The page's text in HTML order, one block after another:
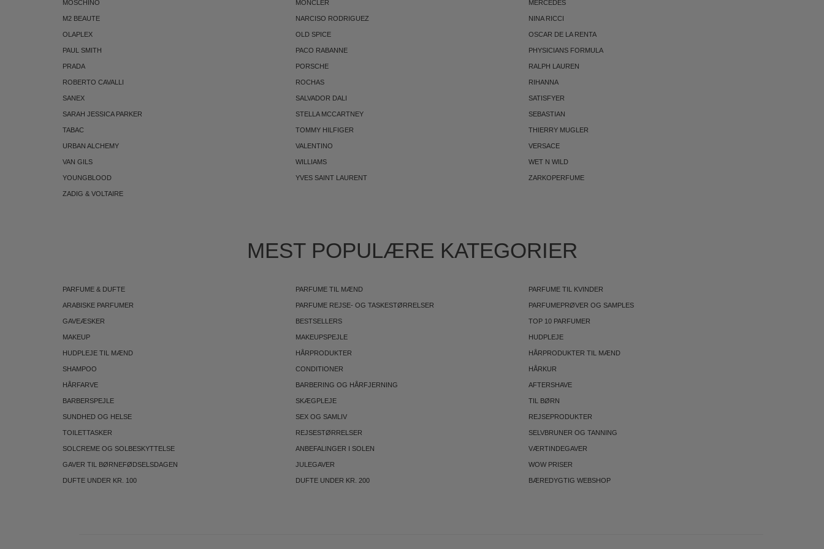
MOSCHINO MONCLER MERCEDES
M2 BEAUTE NARCISO RODRIGUEZ NINA RICCI
OLAPLEX OLD SPICE OSCAR DE LA RENTA
PAUL SMITH PACO RABANNE PHYSICIANS FORMULA
PRADA PORSCHE RALPH LAUREN
ROBERTO CAVALLI ROCHAS RIHANNA
SANEX SALVADOR DALI SATISFYER
SARAH JESSICA PARKER STELLA MCCARTNEY SEBASTIAN
TABAC TOMMY HILFIGER THIERRY MUGLER
URBAN ALCHEMY VALENTINO VERSACE
VAN GILS WILLIAMS WET N WILD
YOUNGBLOOD YVES SAINT LAURENT ZARKOPERFUME
ZADIG & VOLTAIRE
MEST POPULÆRE KATEGORIER
PARFUME & DUFTE PARFUME TIL MÆND PARFUME TIL KVINDER
ARABISKE PARFUMER PARFUME REJSE- OG TASKESTØRRELSER PARFUMEPRØVER OG SAMPLES
GAVEÆSKER BESTSELLERS TOP 10 PARFUMER
MAKEUP MAKEUPSPEJLE HUDPLEJE
HUDPLEJE TIL MÆND HÅRPRODUKTER HÅRPRODUKTER TIL MÆND
SHAMPOO CONDITIONER HÅRKUR
HÅRFARVE BARBERING OG HÅRFJERNING AFTERSHAVE
BARBERSPEJLE SKÆGPLEJE TIL BØRN
SUNDHED OG HELSE SEX OG SAMLIV REJSEPRODUKTER
TOILETTASKER REJSESTØRRELSER SELVBRUNER OG TANNING
SOLCREME OG SOLBESKYTTELSE ANBEFALINGER I SOLEN VÆRTINDEGAVER
GAVER TIL BØRNEFØDSELSDAGEN JULEGAVER WOW PRISER
DUFTE UNDER KR. 100 DUFTE UNDER KR. 200 BÆREDYGTIG WEBSHOP